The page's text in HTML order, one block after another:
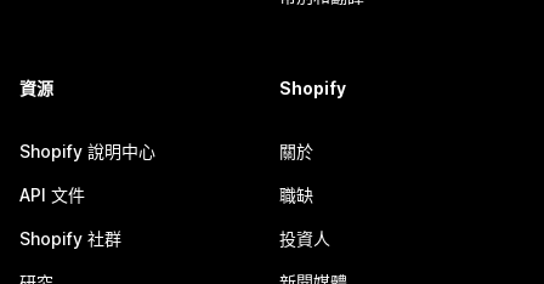
資源
Shopify 說明中心
API 文件
Shopify 社群
Shopify
關於
職缺
投資人